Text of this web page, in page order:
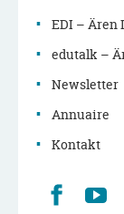
EDI – Ären
edutalk –
Newsletter
Annuaire
Kontakt
nous